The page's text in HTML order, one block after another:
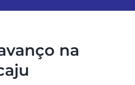
na